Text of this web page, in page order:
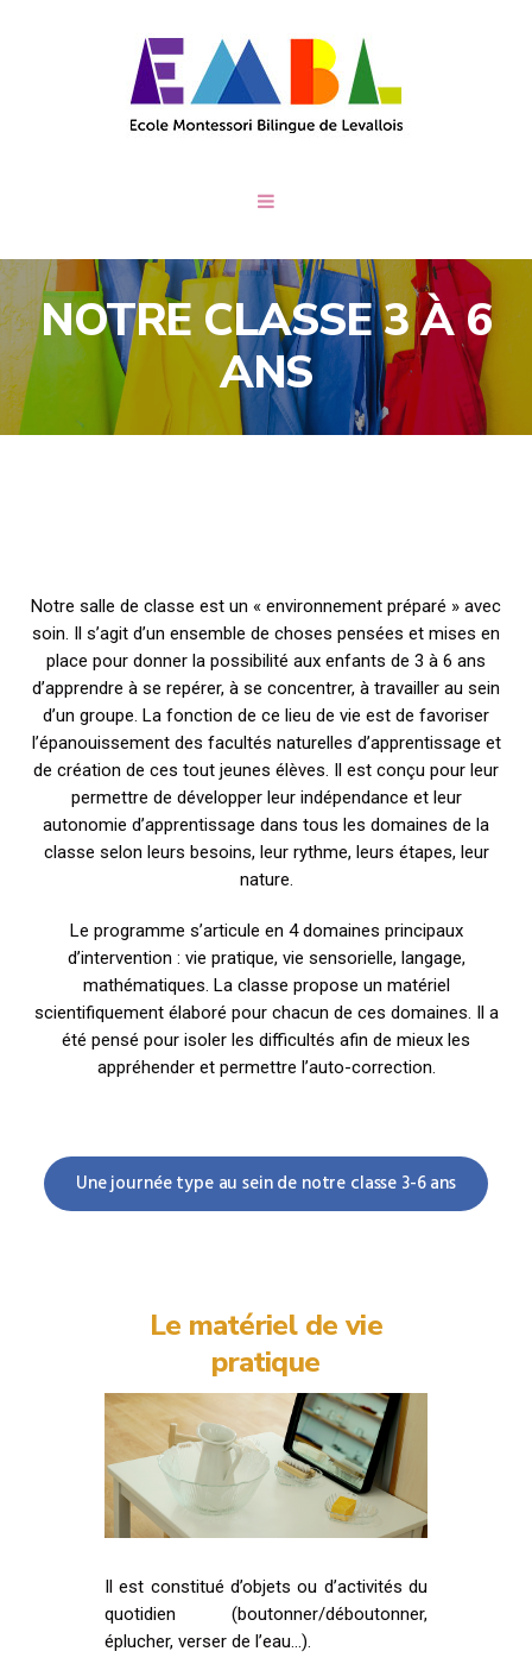
NOTRE CLASSE 3 À 6
ANS
Notre salle de classe est un « environnement préparé » avec
soin. Il s’agit d’un ensemble de choses pensées et mises en
place pour donner la possibilité aux enfants de 3 à 6 ans
d’apprendre à se repérer, à se concentrer, à travailler au sein
d’un groupe. La fonction de ce lieu de vie est de favoriser
l’épanouissement des facultés naturelles d’apprentissage et
de création de ces tout jeunes élèves. Il est conçu pour leur
permettre de développer leur indépendance et leur
autonomie d’apprentissage dans tous les domaines de la
classe selon leurs besoins, leur rythme, leurs étapes, leur
nature.
Le programme s’articule en 4 domaines principaux
d’intervention : vie pratique, vie sensorielle, langage,
mathématiques. La classe propose un matériel
scientifiquement élaboré pour chacun de ces domaines. Il a
été pensé pour isoler les difficultés afin de mieux les
appréhender et permettre l’auto-correction.
Une journée type au sein de notre classe 3-6 ans
Le matériel de vie
pratique
Il est constitué d’objets ou d’activités du
quotidien (boutonner/déboutonner,
éplucher, verser de l’eau…).